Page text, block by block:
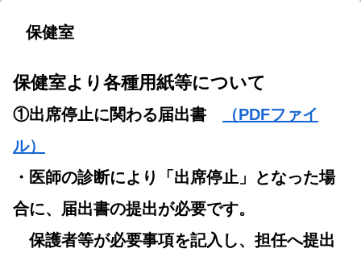
保健室
保健室より各種用紙等について
①出席停止に関わる届出書
（PDFファイ
ル）
・医師の診断により「出席停止」となった場
合に、届出書の提出が必要です。
保護者等が必要事項を記入し、担任へ提出